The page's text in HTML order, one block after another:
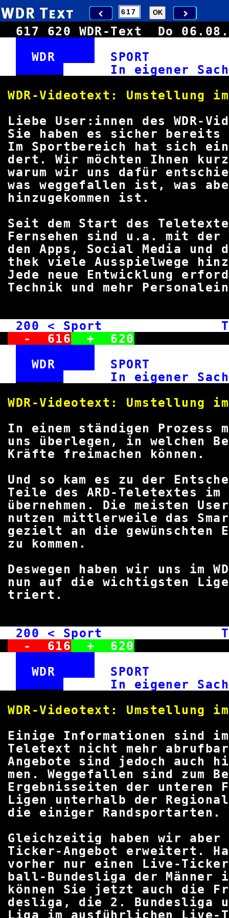
617 620 WDR-Text Do
WDR
SPORT
In eigener
WDR-Videotext:
Liebe User:innen des WDR-
Sie haben es sicher
Im Sportbereich hat sich
dert. Wir möchten Ihnen
warum wir uns dafür
was weggefallen ist, was
Seit dem Start des
Fernsehen sind u.a. mit
den Apps, Social Media
thek viele Ausspielwege
Jede neue Entwicklung
Technik und mehr
200 < Sport
- 616 + 620
WDR
SPORT
In eigener
WDR-Videotext:
In einem ständigen Prozess
uns überlegen, in welchen
Kräfte freimachen
Und so kam es zu der
Teile des ARD-Teletextes
übernehmen. Die meisten
nutzen mittlerweile das
gezielt an die gewünschten
zu
Deswegen haben wir uns im
nun auf die wichtigsten
200 < Sport
- 616 + 620
WDR
SPORT
In eigener
WDR-Videotext:
Einige Informationen
Teletext nicht mehr
Angebote sind jedoch auch
men. Weggefallen sind zum
Ergebnisseiten der
Ligen unterhalb der
die einiger
Gleichzeitig haben wir aber
Ticker-Angebot erweitert.
vorher nur einen Live-
ball-Bundesliga der Männer
können Sie jetzt auch die
desliga, die 2.
Liga im ausführlichen